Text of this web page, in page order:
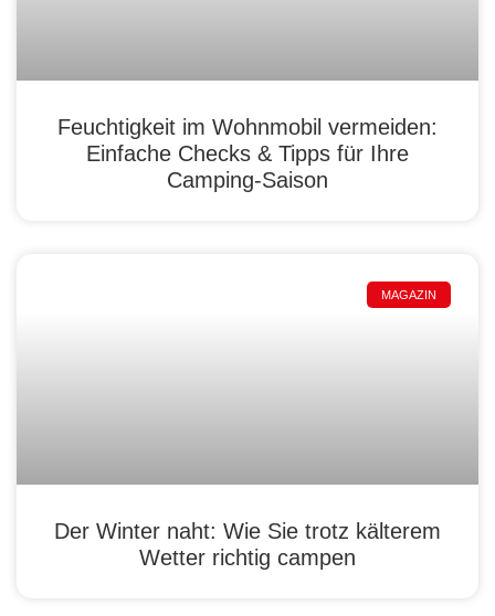
Feuchtigkeit im Wohnmobil vermeiden:
Einfache Checks & Tipps für Ihre
Camping-Saison
MAGAZIN
Der Winter naht: Wie Sie trotz kälterem
Wetter richtig campen